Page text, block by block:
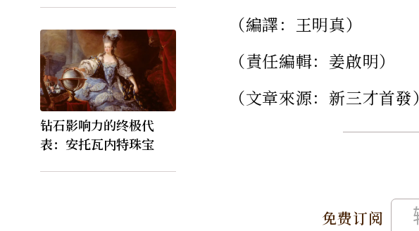
钻石影响力的终极代
表：安托瓦内特珠宝
（編譯：王明真）
（責任編輯：姜啟明）
（文章來源：新三才首發）
免费订阅